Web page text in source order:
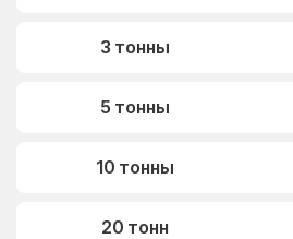
3 тонны
5 тонны
10 тонны
20 тонн